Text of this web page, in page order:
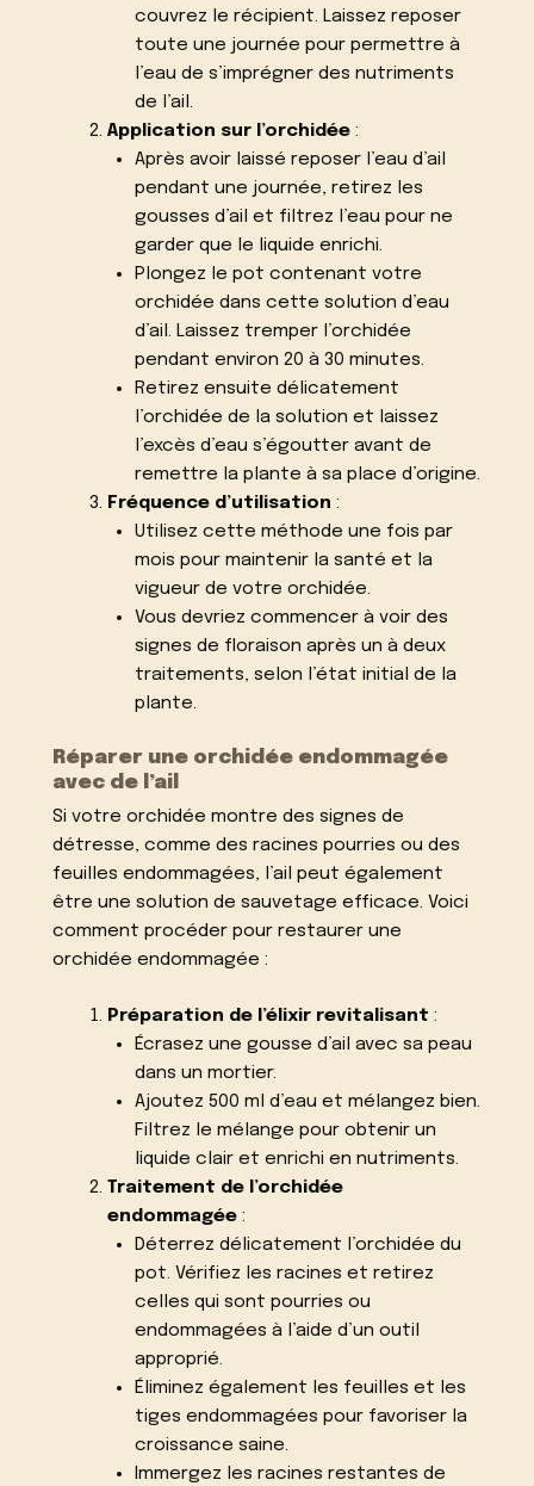
couvrez le récipient. Laissez reposer
toute une journée pour permettre à
l’eau de s’imprégner des nutriments
de l’ail.
Application sur l’orchidée:
Après avoir laissé reposer l’eau d’ail
pendant une journée, retirez les
gousses d’ail et filtrez l’eau pour ne
garder que le liquide enrichi.
Plongez le pot contenant votre
orchidée dans cette solution d’eau
d’ail. Laissez tremper l’orchidée
pendant environ 20 à 30 minutes.
Retirez ensuite délicatement
l’orchidée de la solution et laissez
l’excès d’eau s’égoutter avant de
remettre la plante à sa place d’origine.
Fréquence d’utilisation :
Utilisez cette méthode une fois par
mois pour maintenir la santé et la
vigueur de votre orchidée.
Vous devriez commencer à voir des
signes de floraison après un à deux
traitements, selon l’état initial de la
plante.
Réparer une orchidée endommagée
avec de l’ail
Si votre orchidée montre des signes de
détresse, comme des racines pourries ou des
feuilles endommagées, l’ail peut également
être une solution de sauvetage efficace. Voici
comment procéder pour restaurer une
orchidée endommagée :
Préparation de l’élixir revitalisant :
Écrasez une gousse d’ail avec sa peau
dans un mortier.
Ajoutez 500 ml d’eau et mélangez bien.
Filtrez le mélange pour obtenir un
liquide clair et enrichi en nutriments.
Traitement de l’orchidée
endommagée:
Déterrez délicatement l’orchidée du
pot. Vérifiez les racines et retirez
celles qui sont pourries ou
endommagées à l’aide d’un outil
approprié.
Éliminez également les feuilles et les
tiges endommagées pour favoriser la
croissance saine.
Immergez les racines restantes de